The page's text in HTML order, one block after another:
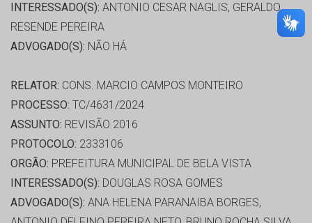
INTERESSADO(S): ANTONIO CESAR NAGLIS, GERALDO
RESENDE PEREIRA
ADVOGADO(S): NÃO HÁ
RELATOR: CONS. MARCIO CAMPOS MONTEIRO
PROCESSO: TC/4631/2024
ASSUNTO: REVISÃO 2016
PROTOCOLO: 2333106
ORGÃO: PREFEITURA MUNICIPAL DE BELA VISTA
INTERESSADO(S): DOUGLAS ROSA GOMES
ADVOGADO(S): ANA HELENA PARANAIBA BORGES,